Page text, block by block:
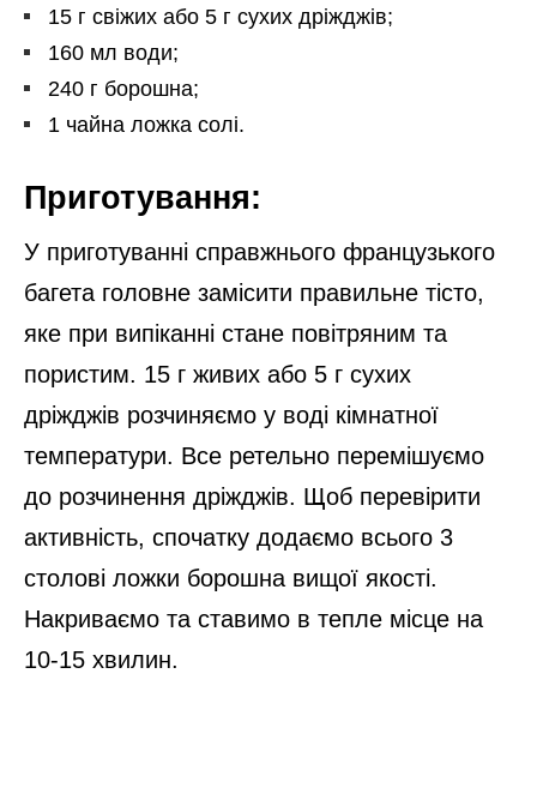
15 г свіжих або 5 г сухих дріжджів;
160 мл води;
240 г борошна;
1 чайна ложка солі.
Приготування:
У приготуванні справжнього французького
багета головне замісити правильне тісто,
яке при випіканні стане повітряним та
пористим. 15 г живих або 5 г сухих
дріжджів розчиняємо у воді кімнатної
температури. Все ретельно перемішуємо
до розчинення дріжджів. Щоб перевірити
активність, спочатку додаємо всього 3
столові ложки борошна вищої якості.
Накриваємо та ставимо в тепле місце на
10-15 хвилин.